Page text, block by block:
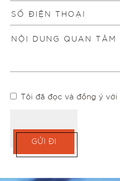
Tôi đã đọc và đồng ý với
GỬI ĐI